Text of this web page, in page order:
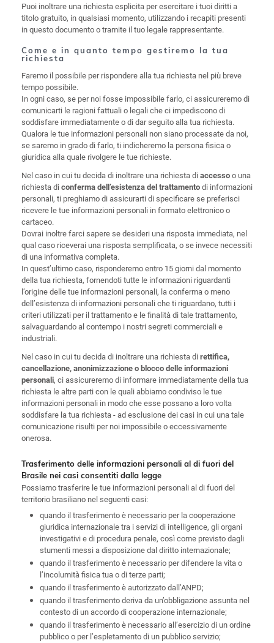
Puoi inoltrare una richiesta esplicita per esercitare i tuoi diritti a
titolo gratuito, in qualsiasi momento, utilizzando i recapiti presenti
in questo documento o tramite il tuo legale rappresentante.
Come e in quanto tempo gestiremo la tua
richiesta
Faremo il possibile per rispondere alla tua richiesta nel più breve
tempo possibile.
In ogni caso, se per noi fosse impossibile farlo, ci assicureremo di
comunicarti le ragioni fattuali o legali che ci impediscono di
soddisfare immediatamente o di dar seguito alla tua richiesta.
Qualora le tue informazioni personali non siano processate da noi,
se saremo in grado di farlo, ti indicheremo la persona fisica o
giuridica alla quale rivolgere le tue richieste.
Nel caso in cui tu decida di inoltrare una richiesta di accesso o una
richiesta di conferma dell’esistenza del trattamento di informazioni
personali, ti preghiamo di assicurarti di specificare se preferisci
ricevere le tue informazioni personali in formato elettronico o
cartaceo.
Dovrai inoltre farci sapere se desideri una risposta immediata, nel
qual caso riceverai una risposta semplificata, o se invece necessiti
di una informativa completa.
In quest’ultimo caso, risponderemo entro 15 giorni dal momento
della tua richiesta, fornendoti tutte le informazioni riguardanti
l’origine delle tue informazioni personali, la conferma o meno
dell’esistenza di informazioni personali che ti riguardano, tutti i
criteri utilizzati per il trattamento e le finalità di tale trattamento,
salvaguardando al contempo i nostri segreti commerciali e
industriali.
Nel caso in cui tu decida di inoltrare una richiesta di rettifica,
cancellazione, anonimizzazione o blocco delle informazioni
personali, ci assicureremo di informare immediatamente della tua
richiesta le altre parti con le quali abbiamo condiviso le tue
informazioni personali in modo che esse possano a loro volta
soddisfare la tua richiesta - ad esclusione dei casi in cui una tale
comunicazione risulti per noi impossibile o eccessivamente
onerosa.
Trasferimento delle informazioni personali al di fuori del
Brasile nei casi consentiti dalla legge
Possiamo trasferire le tue informazioni personali al di fuori del
territorio brasiliano nel seguenti casi:
quando il trasferimento è necessario per la cooperazione
giuridica internazionale tra i servizi di intelligence, gli organi
investigativi e di procedura penale, così come previsto dagli
stumenti messi a disposizione dal diritto internazionale;
quando il trasferimento è necessario per difendere la vita o
l’incolumità fisica tua o di terze parti;
quando il trasferimento è autorizzato dall’ANPD;
quando il trasferimento deriva da un’obbligazione assunta nel
contesto di un accordo di cooperazione internazionale;
quando il trasferimento è necessario all’esercizio di un ordine
pubblico o per l’espletamento di un pubblico servizio;